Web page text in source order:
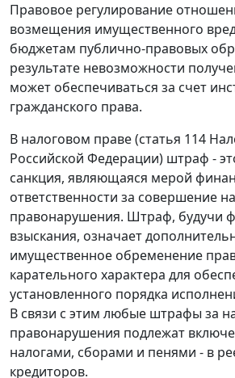
Правовое регулирование
возмещения имущественного
бюджетам публично-правовых
результате невозможности
может обеспечиваться за счет
гражданского права.
В налоговом праве (статья 114
Российской Федерации) штраф -
санкция, являющаяся мерой
ответственности за совершение
правонарушения. Штраф, будучи
взыскания, означает
имущественное обременение
карательного характера для
установленного порядка
В связи с этим любые штрафы за
правонарушения подлежат
налогами, сборами и пенями - в
кредиторов.